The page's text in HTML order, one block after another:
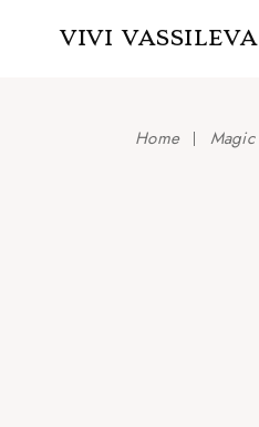
VIVI VASSILEVA
Home Magic